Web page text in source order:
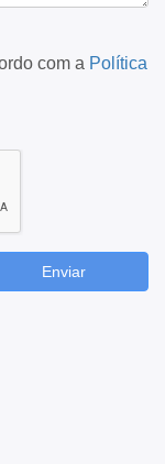
com a Política